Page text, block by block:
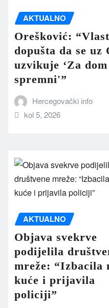
AKTUALNO
Orešković: “Vlast
dopušta da se uz
uzvikuje ‘Za dom
spremni'”
Hercegovački info
kol 5, 2026
AKTUALNO
Objava svekrve
podijelila
mreže: “Izbacila
kuće i prijavila
policiji”